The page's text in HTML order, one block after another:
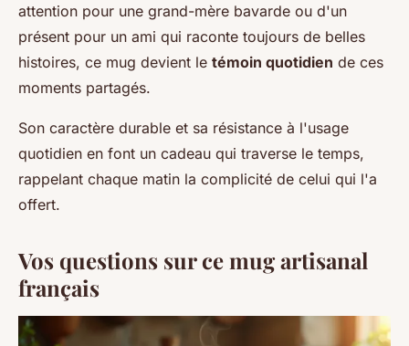
attention pour une grand-mère bavarde ou d'un
présent pour un ami qui raconte toujours de belles
histoires, ce mug devient le témoin quotidien de ces
moments partagés.
Son caractère durable et sa résistance à l'usage
quotidien en font un cadeau qui traverse le temps,
rappelant chaque matin la complicité de celui qui l'a
offert.
Vos questions sur ce mug artisanal
français